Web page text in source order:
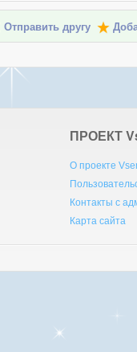
Отправить другу
ПРОЕКТ V
О проекте
Контакты с
Карта сайта